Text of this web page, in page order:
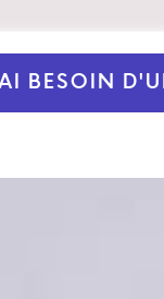
BESOIN